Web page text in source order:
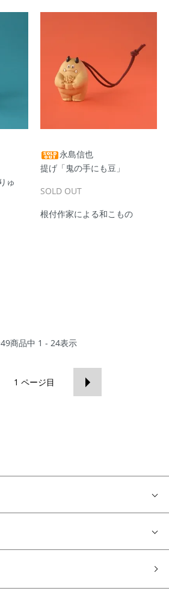
ゅ
永島信也
提げ「鬼の手にも豆」
SOLD OUT
根付作家による和こもの
49商品中 1 - 24表示
1 ページ目